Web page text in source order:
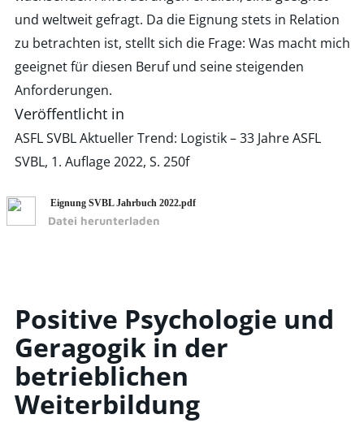
und weltweit gefragt. Da die Eignung stets in Relation
zu betrachten ist, stellt sich die Frage: Was macht mich
geeignet für diesen Beruf und seine steigenden
Anforderungen.
Veröffentlicht in
ASFL SVBL Aktueller Trend: Logistik – 33 Jahre ASFL
SVBL, 1. Auflage 2022, S. 250f
Eignung SVBL Jahrbuch 2022.pdf
Datei herunterladen
Positive Psychologie und
Geragogik in der
betrieblichen
Weiterbildung